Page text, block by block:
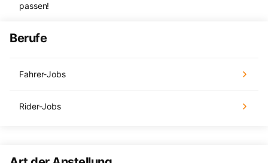
passen!
Berufe
Fahrer-Jobs
Rider-Jobs